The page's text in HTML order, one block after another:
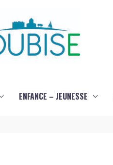
ENFANCE – JEUNESSE